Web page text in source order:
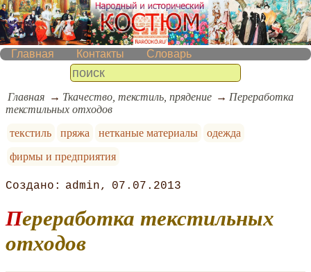
Главная Контакты Словарь
Главная Ткачество, текстиль, прядение
Переработка
текстильных отходов
текстиль
пряжа нетканые материалы
одежда
фирмы и предприятия
admin 07.07.2013
Переработка текстильных
отходов